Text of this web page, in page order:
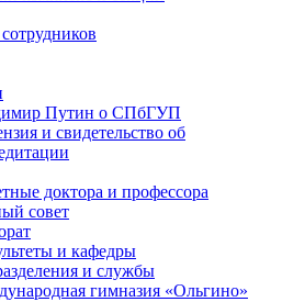
Путин о СПбГУП
и свидетельство об
доктора и профессора
совет
и кафедры
и службы
гимназия «Ольгино»